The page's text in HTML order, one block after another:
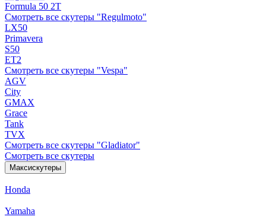
Formula 50 2Т
Смотреть все скутеры "Regulmoto"
LX50
Primavera
S50
ET2
Смотреть все скутеры "Vespa"
AGV
City
GMAX
Grace
Tank
TVX
Смотреть все скутеры "Gladiator"
Смотреть все скутеры
Максискутеры
Honda
Yamaha